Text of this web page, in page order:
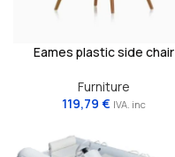
Eames plastic side chair
Furniture
119,79 € IVA. inc